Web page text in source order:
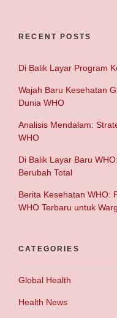
RECENT POSTS
Di Balik Layar Program
Wajah Baru Kesehatan
Dunia WHO
Analisis Mendalam:
WHO
Di Balik Layar Baru
Berubah Total
Berita Kesehatan WHO:
WHO Terbaru untuk
CATEGORIES
Global Health
Health News